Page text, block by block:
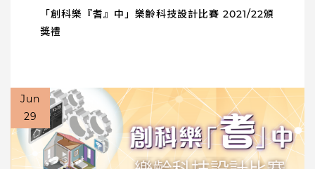
「創科樂『耆』中」樂齡科技設計比賽 2021/22頒
獎禮
Jun
29